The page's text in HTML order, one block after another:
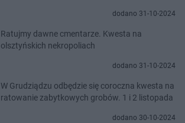
dodano 31-10-2024
Ratujmy dawne cmentarze. Kwesta na
olsztyńskich nekropoliach
dodano 31-10-2024
W Grudziądzu odbędzie się coroczna kwesta na
ratowanie zabytkowych grobów. 1 i 2 listopada
dodano 30-10-2024